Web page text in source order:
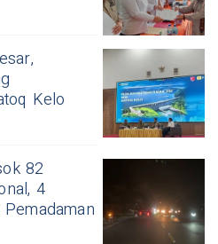
Kelo
82
4